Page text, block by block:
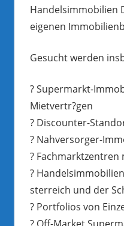
Handelsimmobilien
eigenen
Gesucht werden
? Supermarkt-
Mietvertr?gen
? Discounter-
? Nahversorger-
?
?
sterreich und der
? Portfolios von